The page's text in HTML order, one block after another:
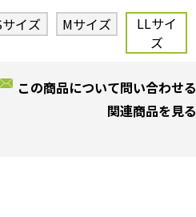
イズ Mサイズ
LLサイ
ズ
この商品について問い合わせる
関連商品を見る